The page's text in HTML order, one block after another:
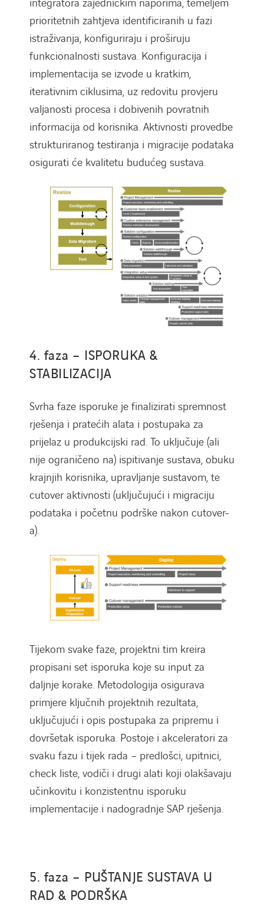
integratora zajedničkim naporima, temeljem
prioritetnih zahtjeva identificiranih u fazi
istraživanja, konfiguriraju i proširuju
funkcionalnosti sustava. Konfiguracija i
implementacija se izvode u kratkim,
iterativnim ciklusima, uz redovitu provjeru
valjanosti procesa i dobivenih povratnih
informacija od korisnika. Aktivnosti provedbe
strukturiranog testiranja i migracije podataka
osigurati će kvalitetu budućeg sustava.
4. faza – ISPORUKA &
STABILIZACIJA
Svrha faze isporuke je finalizirati spremnost
rješenja i pratećih alata i postupaka za
prijelaz u produkcijski rad. To uključuje (ali
nije ograničeno na) ispitivanje sustava, obuku
krajnjih korisnika, upravljanje sustavom, te
cutover aktivnosti (uključujući i migraciju
podataka i početnu podrške nakon cutover-
a).
Tijekom svake faze, projektni tim kreira
propisani set isporuka koje su input za
daljnje korake. Metodologija osigurava
primjere ključnih projektnih rezultata,
uključujući i opis postupaka za pripremu i
dovršetak isporuka. Postoje i akceleratori za
svaku fazu i tijek rada – predlošci, upitnici,
check liste, vodiči i drugi alati koji olakšavaju
učinkovitu i konzistentnu isporuku
implementacije i nadogradnje SAP rješenja.
5. faza – PUŠTANJE SUSTAVA U
RAD & PODRŠKA